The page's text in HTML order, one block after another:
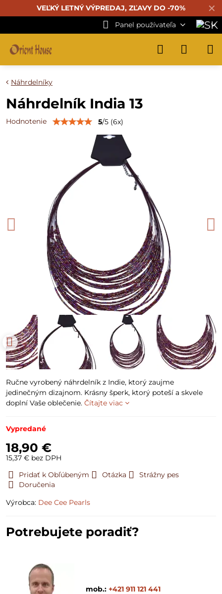
✕
VEĽKÝ LETNÝ VÝPREDAJ, ZĽAVY DO -70%
Panel používateľa
Náhrdelníky
Náhrdelník India 13
Hodnotenie 5/5 (6x)
Ručne vyrobený náhrdelník z Indie, ktorý zaujme
jedinečným dizajnom. Krásny šperk, ktorý poteší a skvele
doplní Vaše oblečenie. Čítajte viac
Vypredané
18,90 €
15,37 € bez DPH
Pridať k Obľúbeným
Otázka
Strážny pes
Doručenia
Výrobca: Dee Cee Pearls
Potrebujete poradiť?
mob.: +421 911 121 441